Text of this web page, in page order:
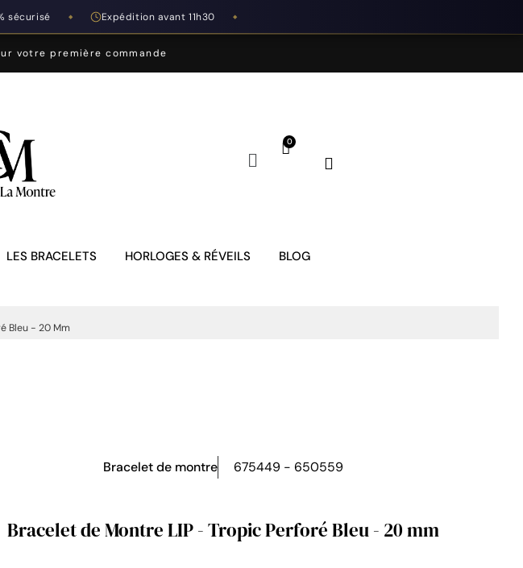
sécurisé ◆ Expédition avant 11h30 ◆
votre première commande
LES BRACELETS HORLOGES & RÉVEILS BLOG
Bleu - 20 Mm
Bracelet de montre 675449 - 650559
Bracelet de Montre LIP - Tropic Perforé Bleu - 20 mm